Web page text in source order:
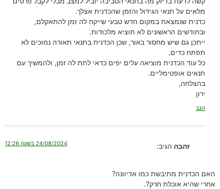
מלאים על תנאי הגידול והזמן שהכדנית אצלך.
כדנית שנמצאת במקום חדש טבעי שייקח לה זמן להתאקלם,
ובחודשים הראשונים לא תוציא מלכודות.
ייתכן גם שיש מחסור באור, שכן הכדנית בתנאי תאורה נמוכים לא
תפתח כדים.
כל עוד הכדנית מוציאה עלים יפים כדאי לתת לה זמן, ולהמשיך עם
תנאים אופטימליים.
בהצלחה,
ירון
הגב
זהבה הגיב: 24/08/2024 בשעה 12:26
האם הכדנית מתיבשת כמו אדיוונה?
אחרי שהיא אוכלת חרק?.